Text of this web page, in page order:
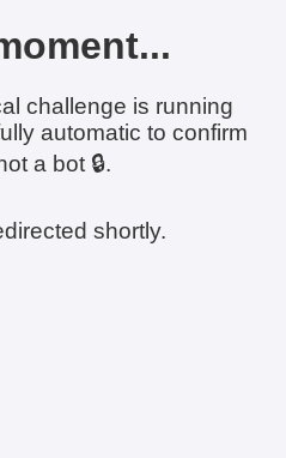
challenge is running
automatic to confirm
a bot 🔒.
shortly.